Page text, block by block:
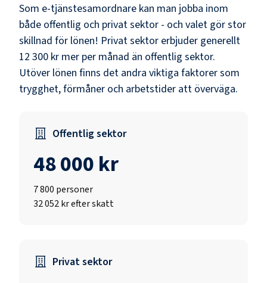
Som e-tjänstesamordnare kan man jobba inom
både offentlig och privat sektor - och valet gör stor
skillnad för lönen! Privat sektor erbjuder generellt
12 300 kr mer per månad än offentlig sektor.
Utöver lönen finns det andra viktiga faktorer som
trygghet, förmåner och arbetstider att överväga.
Offentlig sektor
48 000 kr
7 800 personer
32 052 kr efter skatt
Privat sektor